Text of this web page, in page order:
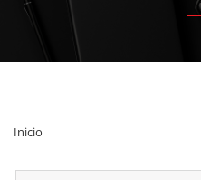
Inicio